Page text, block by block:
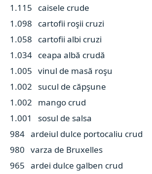
1.115 caisele crude
1.098 cartofii roşii cruzi
1.058 cartofii albi cruzi
1.034 ceapa albă crudă
1.005 vinul de masă roşu
1.002 sucul de căpşune
1.002 mango crud
1.001 sosul de salsa
984 ardeiul dulce portocaliu crud
980 varza de Bruxelles
965 ardei dulce galben crud